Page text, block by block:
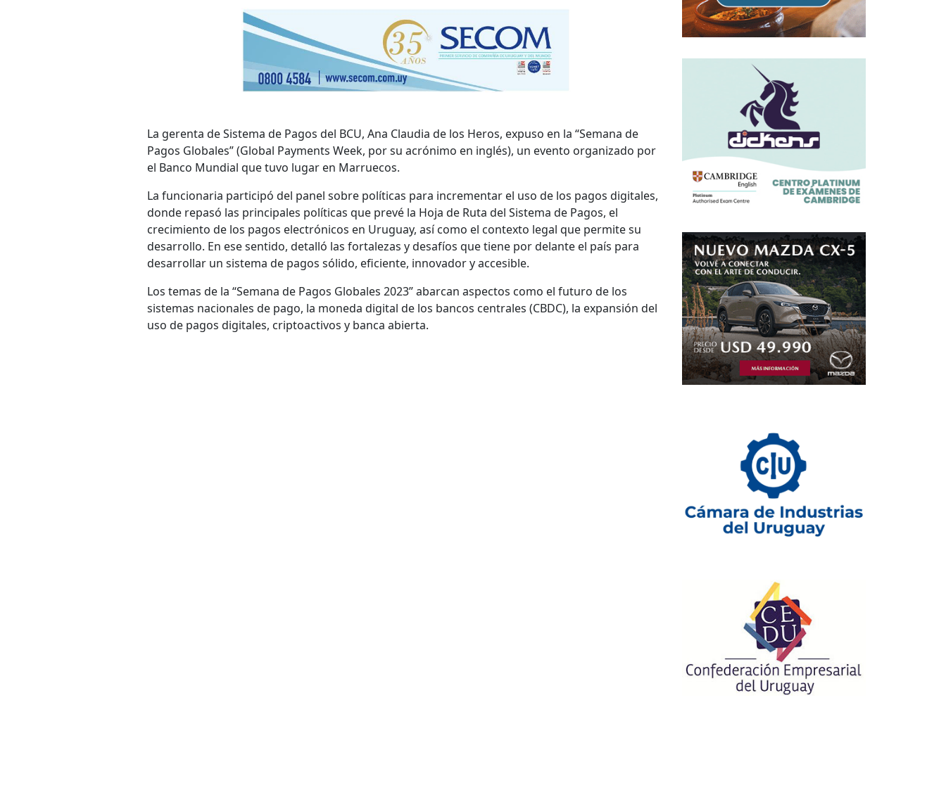
La gerenta de Sistema de Pagos del BCU, Ana Claudia de los Heros, expuso en la “Semana de
Pagos Globales” (Global Payments Week, por su acrónimo en inglés), un evento organizado por
el Banco Mundial que tuvo lugar en Marruecos.
La funcionaria participó del panel sobre políticas para incrementar el uso de los pagos digitales,
donde repasó las principales políticas que prevé la Hoja de Ruta del Sistema de Pagos, el
crecimiento de los pagos electrónicos en Uruguay, así como el contexto legal que permite su
desarrollo. En ese sentido, detalló las fortalezas y desafíos que tiene por delante el país para
desarrollar un sistema de pagos sólido, eficiente, innovador y accesible.
Los temas de la “Semana de Pagos Globales 2023” abarcan aspectos como el futuro de los
sistemas nacionales de pago, la moneda digital de los bancos centrales (CBDC), la expansión del
uso de pagos digitales, criptoactivos y banca abierta.